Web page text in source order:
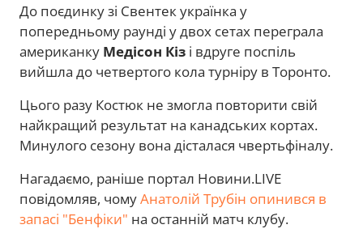
До поєдинку зі Свентек українка у
попередньому раунді у двох сетах переграла
американку Медісон Кіз і вдруге поспіль
вийшла до четвертого кола турніру в Торонто.
Цього разу Костюк не змогла повторити свій
найкращий результат на канадських кортах.
Минулого сезону вона дісталася чвертьфіналу.
Нагадаємо, раніше портал Новини.LIVE
повідомляв, чомуАнатолій Трубін опинився в
запасі "Бенфіки" на останній матч клубу.